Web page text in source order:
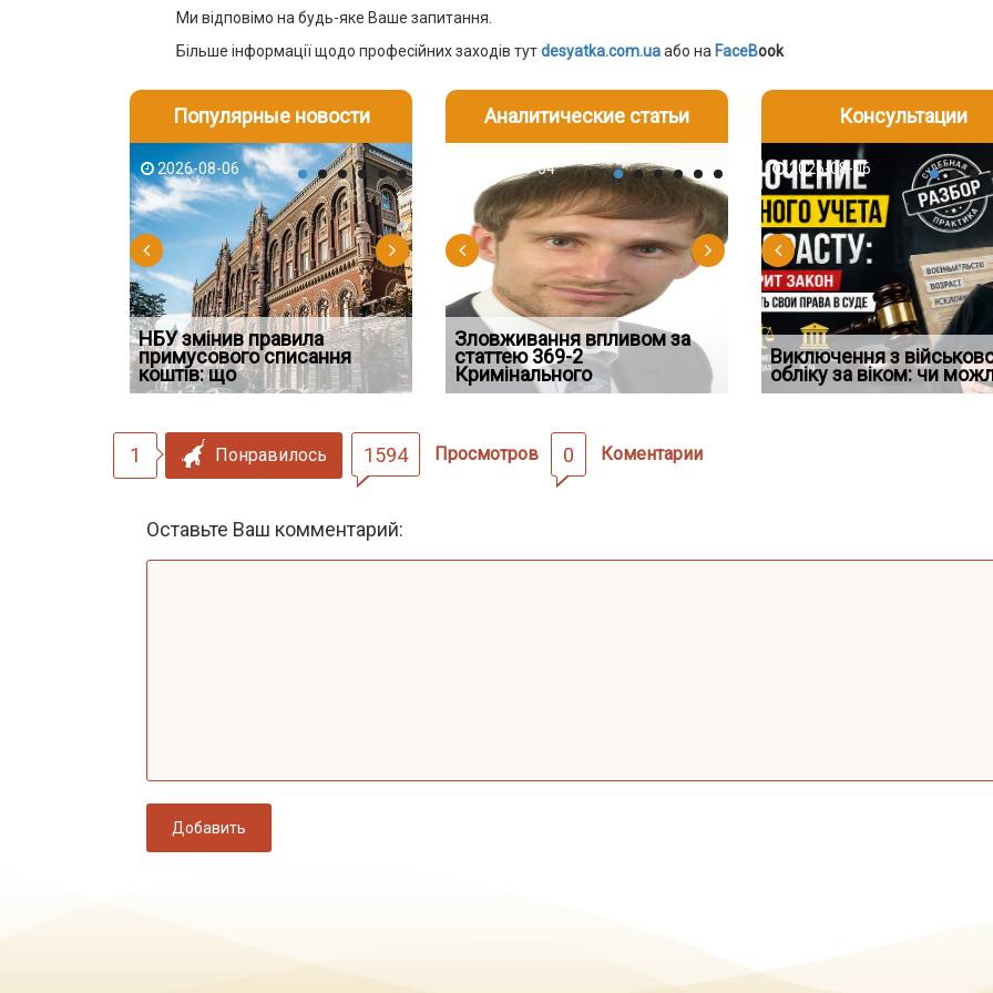
Ми відповімо на будь-яке Ваше запитання.
Більше інформації щодо професійних заходів тутdesyatka.com.uaабо на FaceBook
Популярные новости
2026-08-06
НБУ змінив правила
примусового списання
коштів: що
Якщо суд встановив для
відшкодування шкоди
наявніс
2026-08-06
Документи, на яких не
проставляється апостиль:
пер
Аналитические статьи
2026-08-03
Водії можуть отримати
компенсацію за незаконні
дії
2026-08-04
Зловживання впливом за
статтею 369-2
Кримінального
2026-08-04
Переоформлення
відстрочки за іншою
підставою: нов
Консультации
2026-08-05
Особливості захисту у
кримінальному
провадженні: я
2026-08-06
Виключення з
обліку за віком: чи
2026-07-30
Восьмий ААС
підтвердив, що
скас
1 Понравилось 1594 Просмотров 0 Коментарии
Оставьте Ваш комментарий:
Добавить